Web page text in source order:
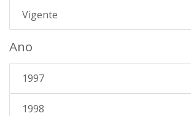
Vigente
Ano
1997
1998